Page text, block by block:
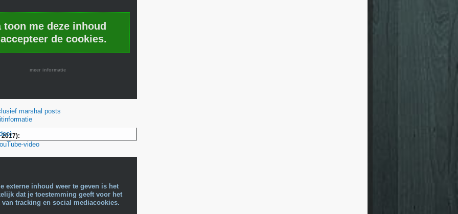
toon me deze inhoud
de cookies.
meer informatie
marshal posts
2017):
video
externe inhoud weer te geven is het
dat je toestemming geeft voor het
tracking en social mediacookies.